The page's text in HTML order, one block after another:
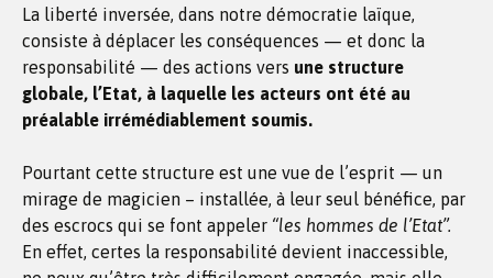
La liberté inversée, dans notre démocratie laïque,
consiste à déplacer les conséquences — et donc la
responsabilité — des actions vers une structure
globale, l’Etat, à laquelle les acteurs ont été au
préalable irrémédiablement soumis.
Pourtant cette structure est une vue de l’esprit — un
mirage de magicien – installée, à leur seul bénéfice, par
des escrocs qui se font appeler “les hommes de l’Etat”.
En effet, certes la responsabilité devient inaccessible,